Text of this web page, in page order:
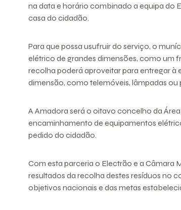
na data e horário combinado a equipa do
casa do cidadão.
Para que possa usufruir do serviço, o
elétrico de grandes dimensões, como um
recolha poderá aproveitar para entregar
dimensão, como telemóveis, lâmpadas ou
A Amadora será o oitavo concelho da
encaminhamento de equipamentos
pedido do cidadão.
Com esta parceria o Electrão e a Câmara
resultados da recolha destes resíduos no
objetivos nacionais e das metas